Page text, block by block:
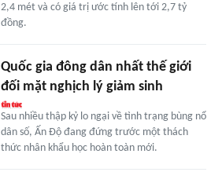
2,4 mét và có giá trị ước tính lên tới 2,7 tỷ
đồng.
Quốc gia đông dân nhất thế giới
đối mặt nghịch lý giảm sinh
Sau nhiều thập kỷ lo ngại về tình trạng bùng nổ
dân số, Ấn Độ đang đứng trước một thách
thức nhân khẩu học hoàn toàn mới.